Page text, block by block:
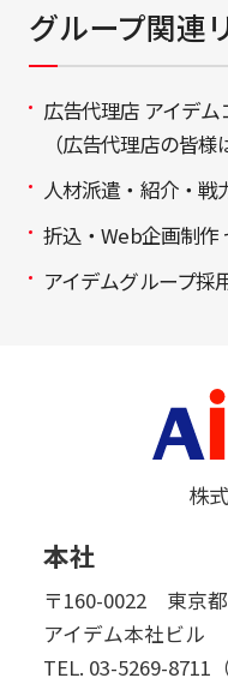
グループ関連
広告代理店 アイデ
（広告代理店の皆様
人材派遣・紹介・戦
折込・Web企画制作
アイデムグループ採
株
本社
〒160-0022 東京
アイデム本社ビル
TEL. 03-5269-8711